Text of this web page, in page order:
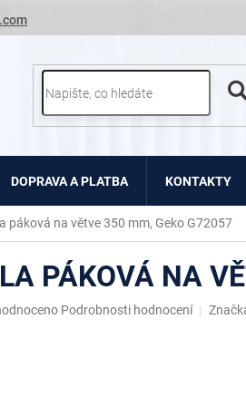
DOPRAVA A PLATBA KONTAKTY
páková na větve 350 mm, Geko G72057
PÁKOVÁ NA
Podrobnosti hodnocení